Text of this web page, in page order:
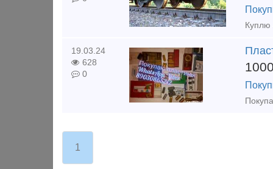
Куплю
19.03.24
628
0
1000
1